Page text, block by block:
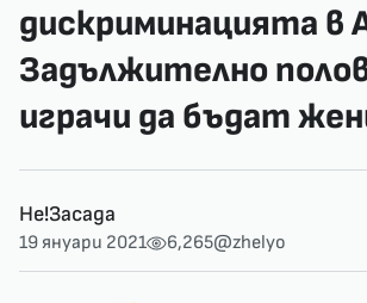
дискриминацията в
Задължително
играчи да бъдат
Не!Засада
19 януари 2021 6,265@zhelyo